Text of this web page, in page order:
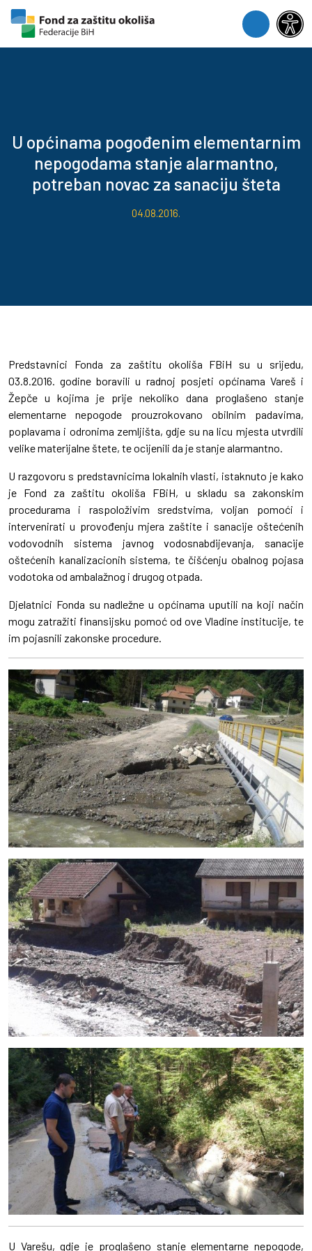
Skip to content
Skip to footer
Menu
U općinama pogođenim elementarnim
nepogodama stanje alarmantno,
potreban novac za sanaciju šteta
04.08.2016.
Predstavnici Fonda za zaštitu okoliša FBiH su u srijedu,
03.8.2016. godine boravili u radnoj posjeti općinama Vareš i
Žepče u kojima je prije nekoliko dana proglašeno stanje
elementarne nepogode prouzrokovano obilnim padavima,
poplavama i odronima zemljišta, gdje su na licu mjesta utvrdili
velike materijalne štete, te ocijenili da je stanje alarmantno.
U razgovoru s predstavnicima lokalnih vlasti, istaknuto je kako
je Fond za zaštitu okoliša FBiH, u skladu sa zakonskim
procedurama i raspoloživim sredstvima, voljan pomoći i
intervenirati u provođenju mjera zaštite i sanacije oštećenih
vodovodnih sistema javnog vodosnabdijevanja, sanacije
oštećenih kanalizacionih sistema, te čišćenju obalnog pojasa
vodotoka od ambalažnog i drugog otpada.
Djelatnici Fonda su nadležne u općinama uputili na koji način
mogu zatražiti finansijsku pomoć od ove Vladine institucije, te
im pojasnili zakonske procedure.
U Varešu, gdje je proglašeno stanje elementarne nepogode,